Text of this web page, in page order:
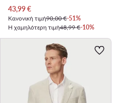
Τρέχουσα τιμή
43,99€
Κανονική τιμή90,00 €-51%
Η χαμηλότερη τιμή48,99 €-10%